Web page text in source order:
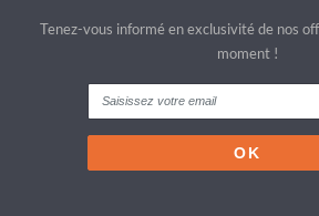
Tenez-vous informé en exclusivité de nos
moment !